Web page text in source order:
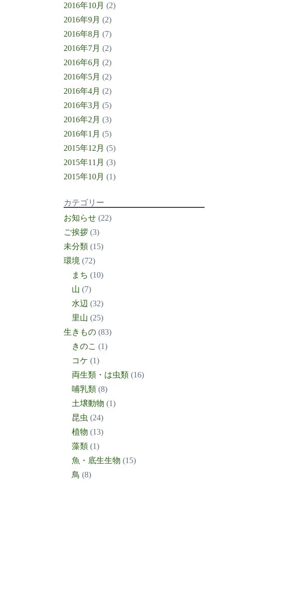
2016年10月 (2)
2016年9月 (2)
2016年8月 (7)
2016年7月 (2)
2016年6月 (2)
2016年5月 (2)
2016年4月 (2)
2016年3月 (5)
2016年2月 (3)
2016年1月 (5)
2015年12月 (5)
2015年11月 (3)
2015年10月 (1)
カテゴリー
お知らせ(22)
ご挨拶(3)
未分類(15)
環境 (72)
まち (10)
山 (7)
水辺 (32)
里山 (25)
生きもの(83)
きのこ (1)
コケ (1)
両生類・は虫類(16)
哺乳類(8)
土壌動物 (1)
昆虫 (24)
植物 (13)
藻類(1)
魚・底生生物 (15)
鳥 (8)